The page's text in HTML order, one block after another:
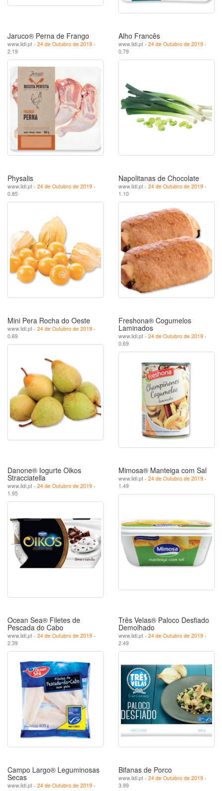
Jaruco® Perna de Frango
www.lidl.pt - 24 de Outubro de 2019 -
2.19
Alho Francês
www.lidl.pt - 24 de Outubro de 2019 -
0.79
Physalis
www.lidl.pt - 24 de Outubro de 2019 -
0.85
Napolitanas de Chocolate
www.lidl.pt - 24 de Outubro de 2019 -
1.10
Mini Pera Rocha do Oeste
www.lidl.pt - 24 de Outubro de 2019 -
0.69
Freshona® Cogumelos
Laminados
www.lidl.pt - 24 de Outubro de 2019 -
0.69
Danone® Iogurte Oikos
Stracciatella
www.lidl.pt - 24 de Outubro de 2019 -
1.95
Mimosa® Manteiga com Sal
www.lidl.pt - 24 de Outubro de 2019 -
1.49
Ocean Sea® Filetes de
Pescada do Cabo
www.lidl.pt - 24 de Outubro de 2019 -
2.39
Três Velas® Paloco Desfiado
Demolhado
www.lidl.pt - 24 de Outubro de 2019 -
2.49
Campo Largo® Leguminosas
Secas
www.lidl.pt - 24 de Outubro de 2019 -
Bifanas de Porco
www.lidl.pt - 24 de Outubro de 2019 -
3.99